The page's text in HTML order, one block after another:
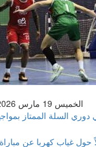
الخميس 19 مارس 2026 02:13 مساءً
السلة الممتاز